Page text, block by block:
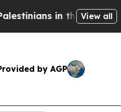
in the West Bank
View all
by AGP